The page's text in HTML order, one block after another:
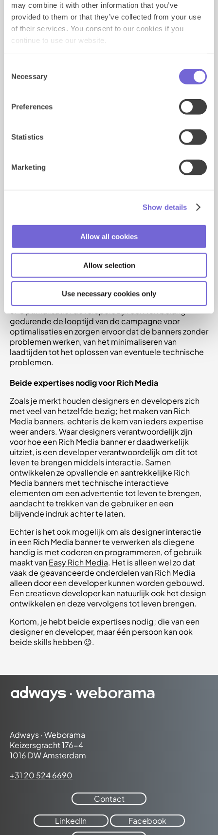
may combine it with other information that you’ve
provided to them or that they’ve collected from your use
of their services. You consent to our cookies if you
continue to use our website.
Selection
Necessary
Preferences
Statistics
Marketing
Show details
Allow all cookies
Allow selection
Use necessary cookies only
HTML, CSS, Javascript, Screenad interface…
Developers zijn eigenlijk de technische breinen achter
Rich Media banners en bouwen dan ook de
daadwerkelijke interactiviteit van de banners. Ze
brengen de ontwerpen, vaak gemaakt door
programmeren. Zo kan de gebruiker online
interacteren met de banner op verschillende devices,
1. Vertaling van creatieve concepten: zodra het
creatieve concept is neergezet komen developers in
coderen. Hiermee vertalen ze statische ontwerpen
naar klikbare, swipebare en engaging banners. Dit
end (technische werking).
2. Interactie: Rich Media banners bevatten vaak de
dynamische producten, maar ook quizes, puzzels,
data velden en veel meer. Developers zijn hierbij
onmisbaar omdat zij de technische aspecten hiervan
implementeren zodat de gebruiker vlekkeloos kan
ook meetbaar te maken, mits de developer dit
3. Optimalisatie: developers zijn ook van belang
gedurende de looptijd van de campagne voor
optimalisaties en zorgen ervoor dat de banners zonder
problemen werken, van het minimaliseren van
laadtijden tot het oplossen van eventuele technische
problemen.
Beide expertises nodig voor Rich Media
Zoals je merkt houden designers en developers zich
met veel van hetzelfde bezig; het maken van Rich
Media banners, echter is de kern van ieders expertise
weer anders. Waar designers verantwoordelijk zijn
voor hoe een Rich Media banner er daadwerkelijk
uitziet, is een developer verantwoordelijk om dit tot
leven te brengen middels interactie. Samen
ontwikkelen ze opvallende en aantrekkelijke Rich
Media banners met technische interactieve
elementen om een advertentie tot leven te brengen,
aandacht te trekken van de gebruiker en een
blijvende indruk achter te laten.
Echter is het ook mogelijk om als designer interactie
in een Rich Media banner te verwerken als diegene
handig is met coderen en programmeren, of gebruik
maakt vanEasy Rich Media. Het is alleen wel zo dat
vaak de geavanceerde onderdelen van Rich Media
alleen door een developer kunnen worden gebouwd.
Een creatieve developer kan natuurlijk ook het design
ontwikkelen en deze vervolgens tot leven brengen.
Kortom, je hebt beide expertises nodig; die van een
designer en developer, maar één persoon kan ook
beide skills hebben 😉.
Adways · Weborama
Keizersgracht 176-4
1016 DW Amsterdam
+31 20 524 6690
Contact
LinkedIn
Facebook